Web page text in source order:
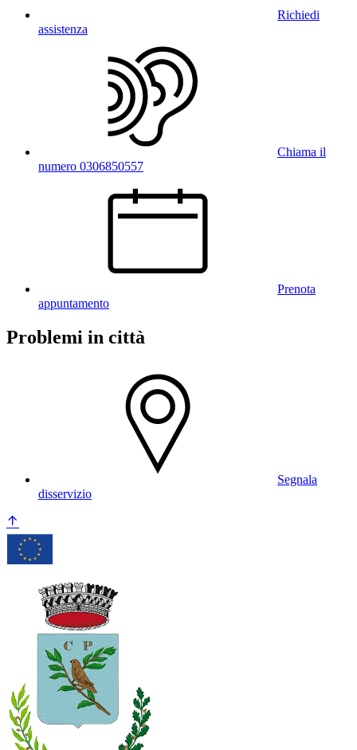
Richiedi
assistenza
Chiama il
numero 0306850557
Prenota
appuntamento
Problemi in città
Segnala
disservizio